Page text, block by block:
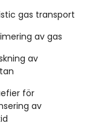
gas transport
av gas
av
för
av